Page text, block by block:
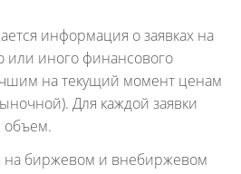
информация о заявках на
или иного финансового
на текущий момент ценам
Для каждой заявки
объем.
на биржевом и внебиржевом